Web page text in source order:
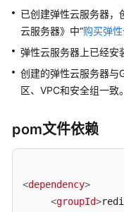
产
品
介
说
速
已创建弹性云服务器，
云服务器》中“购买弹
弹性云服务器 上已经安
创建的弹性云服务器与
区、VPC和安全组一致。
pom文件依赖
<dependency>
<groupId>